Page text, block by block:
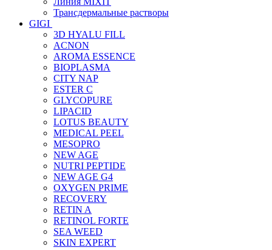
Трансдермальные растворы
GIGI
3D HYALU FILL
ACNON
AROMA ESSENCE
BIOPLASMA
CITY NAP
ESTER C
GLYCOPURE
LIPACID
LOTUS BEAUTY
MEDICAL PEEL
MESOPRO
NEW AGE
NUTRI PEPTIDE
NEW AGE G4
OXYGEN PRIME
RECOVERY
RETIN A
RETINOL FORTE
SEA WEED
SKIN EXPERT